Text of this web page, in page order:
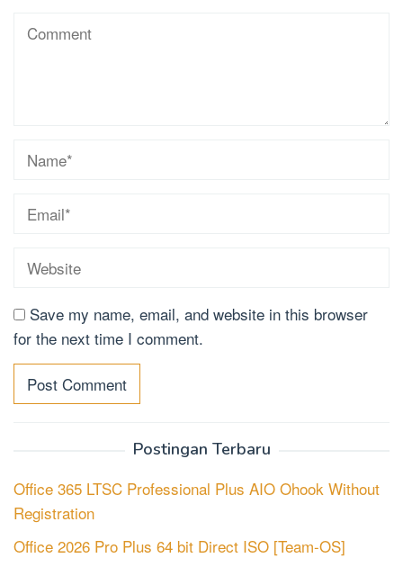
Save my name, email, and website in this browser
for the next time I comment.
Postingan Terbaru
Office 365 LTSC Professional Plus AIO Ohook Without
Registration
Office 2026 Pro Plus 64 bit Direct ISO [Team-OS]